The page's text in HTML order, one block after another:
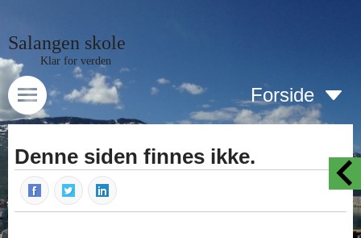
Salangen skole
Klar for verden
Forside
Denne siden finnes ikke.